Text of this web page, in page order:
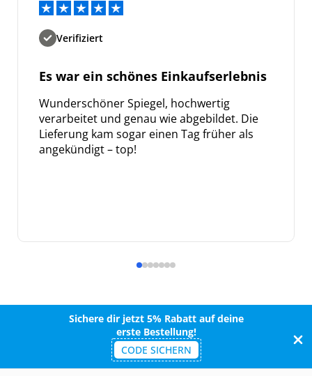
Verifiziert
Es war ein schönes Einkaufserlebnis
Wunderschöner Spiegel, hochwertig
verarbeitet und genau wie abgebildet. Die
Lieferung kam sogar einen Tag früher als
angekündigt – top!
Sichere dir jetzt 5% Rabatt auf deine
erste Bestellung!
CODE SICHERN